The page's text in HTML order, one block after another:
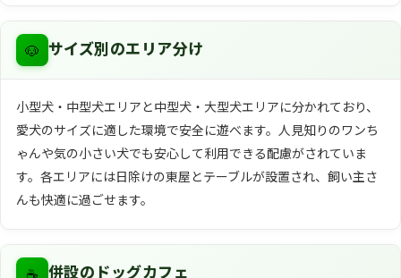
🐶 サイズ別のエリア分け
小型犬・中型犬エリアと中型犬・大型犬エリアに分かれており、
愛犬のサイズに適した環境で安全に遊べます。人見知りのワンち
ゃんや気の小さい犬でも安心して利用できる配慮がされていま
す。各エリアには日除けの東屋とテーブルが設置され、飼い主さ
んも快適に過ごせます。
併設のドッグカフェ